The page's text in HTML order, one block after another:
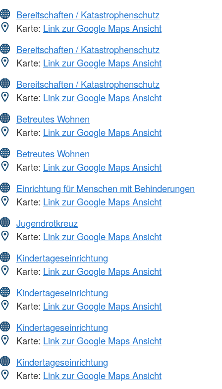
Bereitschaften / Katastrophenschutz
Karte: Link zur Google Maps Ansicht
Bereitschaften / Katastrophenschutz
Karte: Link zur Google Maps Ansicht
Bereitschaften / Katastrophenschutz
Karte: Link zur Google Maps Ansicht
Betreutes Wohnen
Karte: Link zur Google Maps Ansicht
Betreutes Wohnen
Karte: Link zur Google Maps Ansicht
Einrichtung für Menschen mit Behinderungen
Karte: Link zur Google Maps Ansicht
Jugendrotkreuz
Karte: Link zur Google Maps Ansicht
Kindertageseinrichtung
Karte: Link zur Google Maps Ansicht
Kindertageseinrichtung
Karte: Link zur Google Maps Ansicht
Kindertageseinrichtung
Karte: Link zur Google Maps Ansicht
Kindertageseinrichtung
Karte: Link zur Google Maps Ansicht